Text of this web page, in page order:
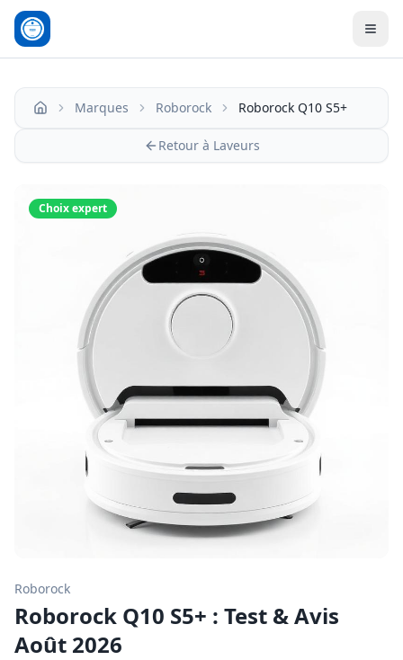
Accueil Marques Roborock Roborock Q10 S5+
Retour à Laveurs
Choix expert
Roborock
Roborock Q10 S5+ : Test & Avis
Août 2026